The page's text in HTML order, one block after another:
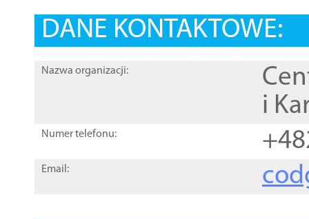
DANE KONTAKTOWE:
Nazwa organizacji:
i
Numer telefonu:
Email: